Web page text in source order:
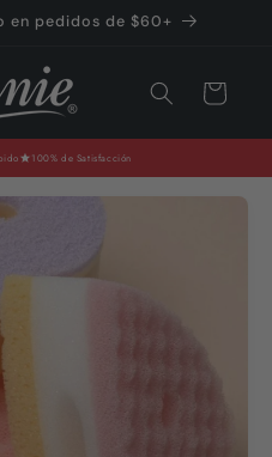
en pedidos de $60+
Carrito
100% de Satisfacción